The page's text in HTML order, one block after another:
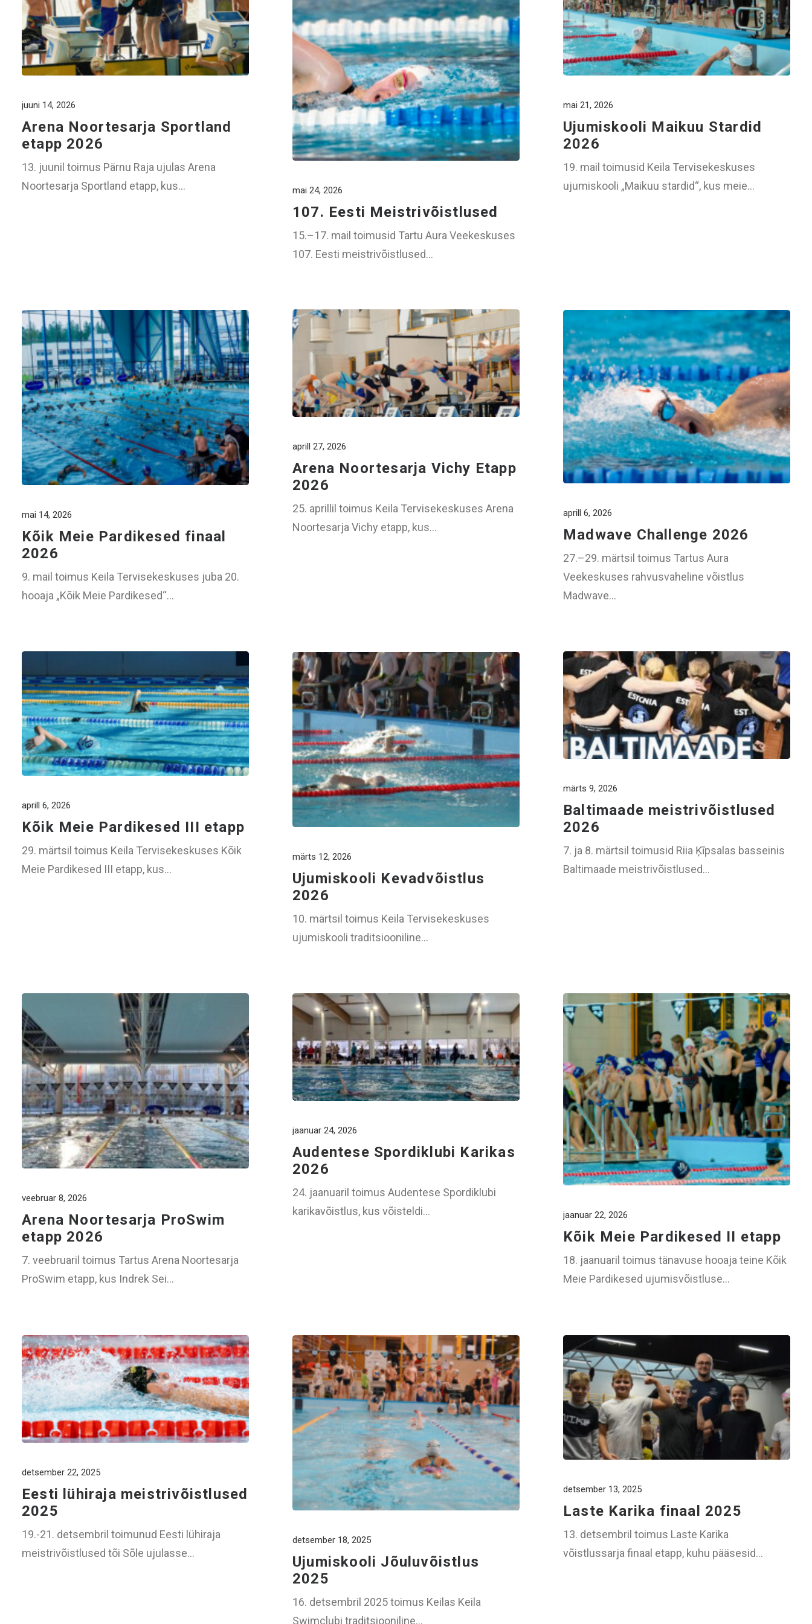
juuni 14, 2026
Arena Noortesarja Sportland
etapp 2026
13. juunil toimus Pärnu Raja ujulas Arena
Noortesarja Sportland etapp, kus…
mai 24, 2026
107. Eesti Meistrivõistlused
15.–17. mail toimusid Tartu Aura Veekeskuses
107. Eesti meistrivõistlused…
mai 21, 2026
Ujumiskooli Maikuu Stardid
2026
19. mail toimusid Keila Tervisekeskuses
ujumiskooli „Maikuu stardid“, kus meie…
mai 14, 2026
Kõik Meie Pardikesed finaal
2026
9. mail toimus Keila Tervisekeskuses juba 20.
hooaja „Kõik Meie Pardikesed“…
aprill 27, 2026
Arena Noortesarja Vichy Etapp
2026
25. aprillil toimus Keila Tervisekeskuses Arena
Noortesarja Vichy etapp, kus…
aprill 6, 2026
Madwave Challenge 2026
27.–29. märtsil toimus Tartus Aura
Veekeskuses rahvusvaheline võistlus
Madwave…
aprill 6, 2026
Kõik Meie Pardikesed III etapp
29. märtsil toimus Keila Tervisekeskuses Kõik
Meie Pardikesed III etapp, kus…
märts 12, 2026
Ujumiskooli Kevadvõistlus
2026
10. märtsil toimus Keila Tervisekeskuses
ujumiskooli traditsiooniline…
märts 9, 2026
Baltimaade meistrivõistlused
2026
7. ja 8. märtsil toimusid Riia Ķīpsalas basseinis
Baltimaade meistrivõistlused…
veebruar 8, 2026
Arena Noortesarja ProSwim
etapp 2026
7. veebruaril toimus Tartus Arena Noortesarja
ProSwim etapp, kus Indrek Sei…
jaanuar 24, 2026
Audentese Spordiklubi Karikas
2026
24. jaanuaril toimus Audentese Spordiklubi
karikavõistlus, kus võisteldi…
jaanuar 22, 2026
Kõik Meie Pardikesed II etapp
18. jaanuaril toimus tänavuse hooaja teine Kõik
Meie Pardikesed ujumisvõistluse…
detsember 22, 2025
Eesti lühiraja meistrivõistlused
2025
19.-21. detsembril toimunud Eesti lühiraja
meistrivõistlused tõi Sõle ujulasse…
detsember 18, 2025
Ujumiskooli Jõuluvõistlus
2025
16. detsembril 2025 toimus Keilas Keila
Swimclubi traditsiooniline…
detsember 13, 2025
Laste Karika finaal 2025
13. detsembril toimus Laste Karika
võistlussarja finaal etapp, kuhu pääsesid…